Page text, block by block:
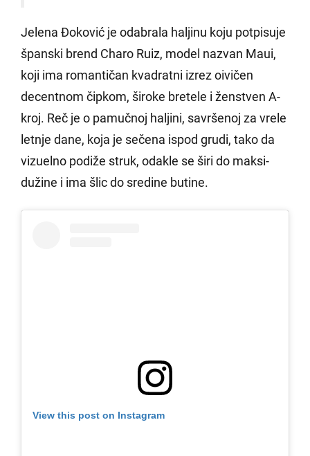
Jelena Đoković je odabrala haljinu koju potpisuje
španski brend Charo Ruiz, model nazvan Maui,
koji ima romantičan kvadratni izrez oivičen
decentnom čipkom, široke bretele i ženstven A-
kroj. Reč je o pamučnoj haljini, savršenoj za vrele
letnje dane, koja je sečena ispod grudi, tako da
vizuelno podiže struk, odakle se širi do maksi-
dužine i ima šlic do sredine butine.
View this post on Instagram